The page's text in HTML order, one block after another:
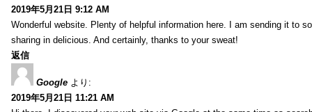
2019年5月21日 9:12 AM
Wonderful website. Plenty of helpful information here. I am sending it to
sharing in delicious. And certainly, thanks to your sweat!
返信
Google より:
2019年5月21日 11:21 AM